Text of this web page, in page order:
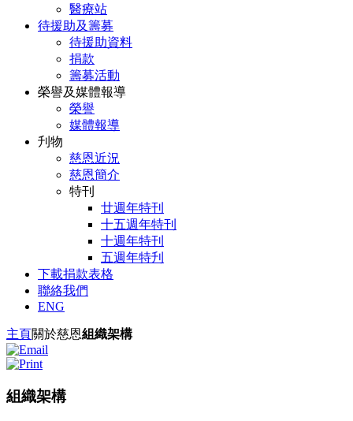
醫療站
待援助及籌募
待援助資料
捐款
籌募活動
榮譽及媒體報導
榮譽
媒體報導
刋物
慈恩近況
慈恩簡介
特刊
廿週年特刊
十五週年特刊
十週年特刊
五週年特刋
下載捐款表格
聯絡我們
ENG
主頁關於慈恩組織架構
組織架構